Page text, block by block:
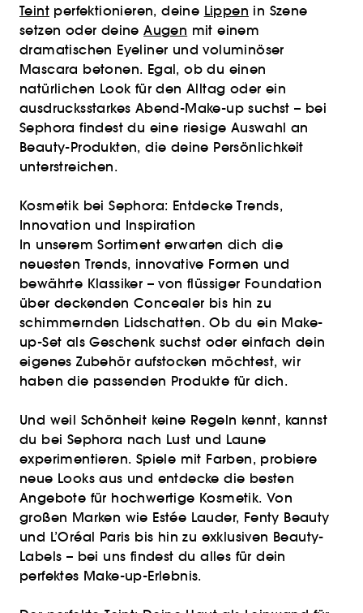
Teint perfektionieren, deine Lippen in Szene
setzen oder deineAugen mit einem
dramatischen Eyeliner und voluminöser
Mascara betonen. Egal, ob du einen
natürlichen Look für den Alltag oder ein
ausdrucksstarkes Abend-Make-up suchst – bei
Sephora findest du eine riesige Auswahl an
Beauty-Produkten, die deine Persönlichkeit
unterstreichen.
Kosmetik bei Sephora: Entdecke Trends,
Innovation und Inspiration
In unserem Sortiment erwarten dich die
neuesten Trends, innovative Formen und
bewährte Klassiker – von flüssiger Foundation
über deckenden Concealer bis hin zu
schimmernden Lidschatten. Ob du ein Make-
up-Set als Geschenk suchst oder einfach dein
eigenes Zubehör aufstocken möchtest, wir
haben die passenden Produkte für dich.
Und weil Schönheit keine Regeln kennt, kannst
du bei Sephora nach Lust und Laune
experimentieren. Spiele mit Farben, probiere
neue Looks aus und entdecke die besten
Angebote für hochwertige Kosmetik. Von
großen Marken wie Estée Lauder, Fenty Beauty
und L’Oréal Paris bis hin zu exklusiven Beauty-
Labels – bei uns findest du alles für dein
perfektes Make-up-Erlebnis.